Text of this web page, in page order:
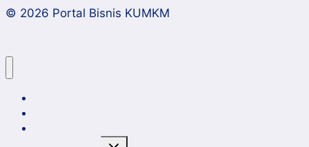
© 2026 Portal Bisnis KUMKM
Toggle